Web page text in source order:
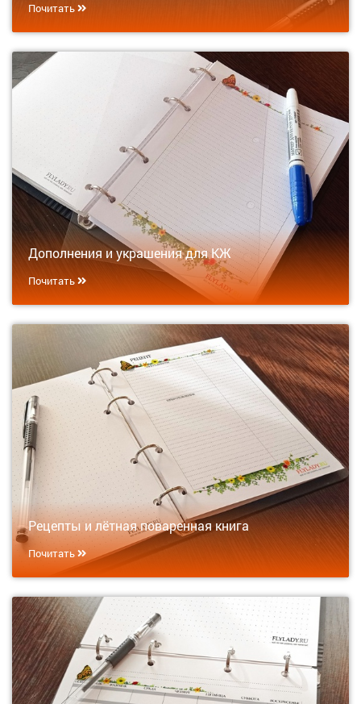
Почитать
Дополнения и украшения для КЖ
Почитать
Рецепты и лётная поваренная книга
Почитать